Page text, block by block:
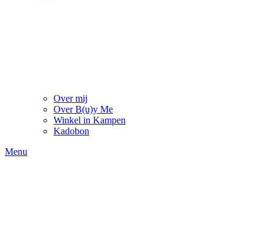
Over mij
Over B(u)y Me
Winkel in Kampen
Kadobon
Menu